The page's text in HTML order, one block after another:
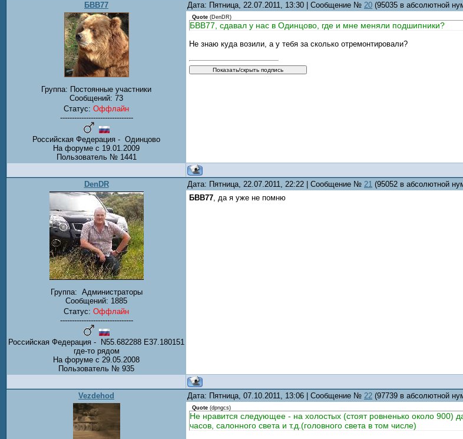
БВВ77 Дата: Пятница, 22.07.2011, 13:30 | Сообщение № 20 (95035 в абсолютной
Группа: Постоянные участники
Сообщений: 73
Статус: Оффлайн
-------------------------------
Российская Федерация - Одинцово
На форуме с 19.01.2009
Пользователь № 1441
Quote (DenDR)
БВВ77, сдавал у нас в Одинцово, где и мне меняли подшипники?
Не знаю куда возили, а у тебя за сколько отремонтировали?
DenDR Дата: Пятница, 22.07.2011, 22:22 | Сообщение № 21 (95052 в абсолютной
Группа: Администраторы
Сообщений: 1885
Статус: Оффлайн
-------------------------------
Российская Федерация - N55.682288 E37.180151
где-то рядом
На форуме с 29.05.2008
Пользователь № 935
БВВ77, да я уже не помню
Vezdehod Дата: Пятница, 07.10.2011, 13:06 | Сообщение № 22 (97739 в абсолютной
Quote (dpngcs)
Не нравится следующее - на холостых (стоят ровненько около
часов, салонного света и т.д.(головного света в том числе)